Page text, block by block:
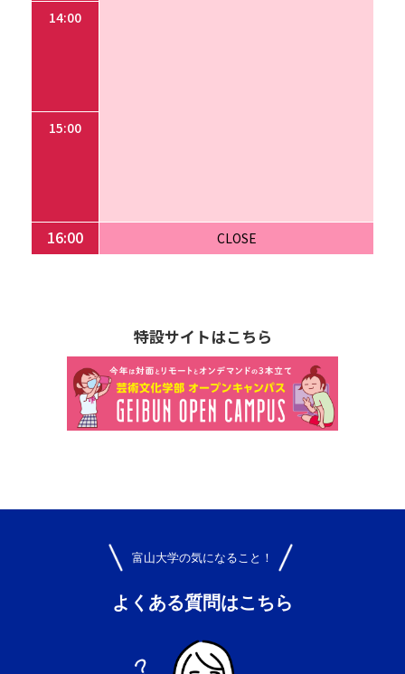
14:00
15:00
16:00 CLOSE
特設サイトはこちら
富山大学の気になること！
よくある質問はこちら